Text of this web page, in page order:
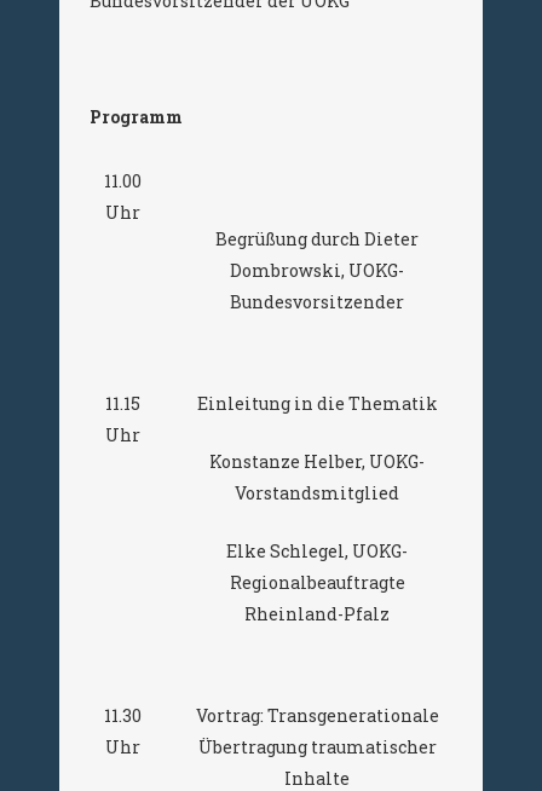
Programm
11.00
Uhr
Begrüßung durch Dieter
Dombrowski, UOKG-
Bundesvorsitzender
11.15
Uhr
Einleitung in die Thematik
Konstanze Helber, UOKG-
Vorstandsmitglied
Elke Schlegel, UOKG-
Regionalbeauftragte
Rheinland-Pfalz
11.30
Uhr
Vortrag: Transgenerationale
Übertragung traumatischer
Inhalte